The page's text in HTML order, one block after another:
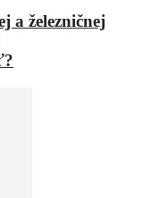
a železničnej